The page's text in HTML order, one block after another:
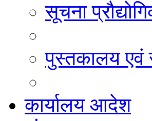
सूचना
पुस्तकालय एवं
कार्यालय आदेश